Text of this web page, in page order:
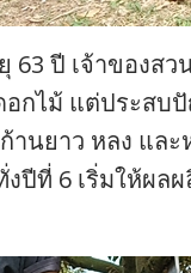
63 ปี เจ้าของส
กไม้ แต่ประสบ
นยาว หลง แล
ปีที่ 6 เริ่มให้ผล